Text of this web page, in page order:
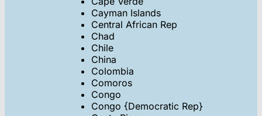
Cayman Islands
Central African Rep
Chad
Chile
China
Colombia
Comoros
Congo
Congo {Democratic Rep}